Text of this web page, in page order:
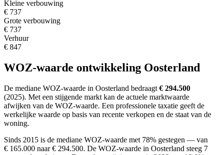
Kleine verbouwing
€ 737
Grote verbouwing
€ 737
Verhuur
€ 847
WOZ-waarde ontwikkeling Oosterland
De mediane WOZ-waarde in Oosterland bedraagt € 294.500
(2025). Met een stijgende markt kan de actuele marktwaarde
afwijken van de WOZ-waarde. Een professionele taxatie geeft de
werkelijke waarde op basis van recente verkopen en de staat van de
woning.
Sinds 2015 is de mediane WOZ-waarde met 78% gestegen — van
€ 165.000 naar € 294.500. De WOZ-waarde in Oosterland steeg 7